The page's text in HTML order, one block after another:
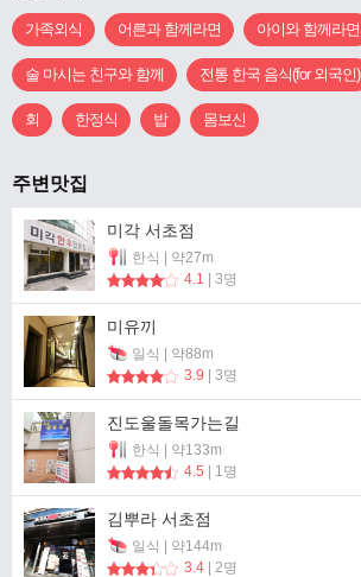
가족외식 어른과 함께라면 아이와 함께라면
술 마시는 친구와 함께 전통 한국 음식(for 외국인)
회 한정식 밥 몸보신
주변맛집
미각 서초점
한식 | 약27m
4.1 | 3명
미유끼
일식 | 약88m
3.9 | 3명
진도울돌목가는길
한식 | 약133m
4.5 | 1명
김뿌라 서초점
일식 | 약144m
3.4 | 2명